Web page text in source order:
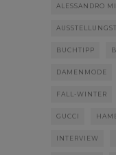
ALESSANDRO
BUCHTIPP
DAMENMODE
FALL-WINTER
GUCCI
INTERVIEW